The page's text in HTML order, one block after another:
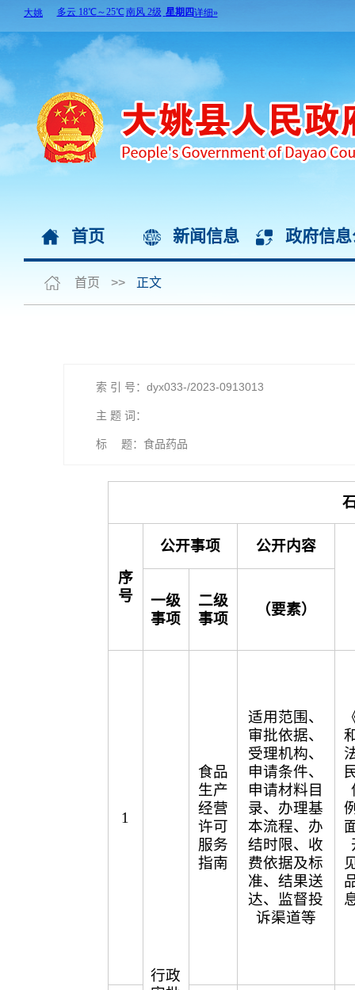
首页 新闻信息 政府信
首页 >> 正文
索 引 号：dyx033-/2023-0913013
主 题 词：
标 题：食品药品
序
号
公开事项 公开内容
一级
事项
二级
事项
（要素）
1
行政
食品
生产
经营
许可
服务
指南
适用范围、
审批依据、
受理机构、
申请条件、
申请材料目
录、办理基
本流程、办
结时限、收
费依据及标
准、结果送
达、监督投
诉渠道等